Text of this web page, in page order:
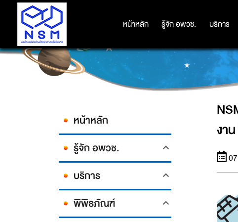
หน้าหลัก รู้จัก อพวช. บริการ
หน้าหลัก รู้จัก อพวช. บริการ
NSM ชวนเด็กไทยสนุกสร้างสรรค์ ภา
หน้าหลัก
รู้จัก อพวช.
บริการ
พิพิธภัณฑ์
งา